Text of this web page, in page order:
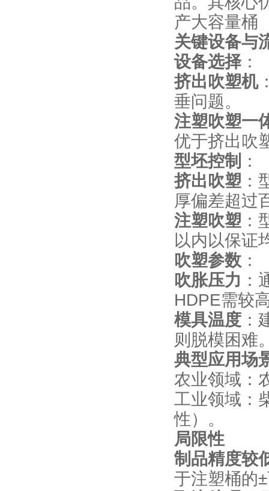
产大容量桶
关键设备与
设备选择：
挤出吹塑机
垂问题。
注塑吹塑一
优于挤出吹
型坯控制 ：
挤出吹塑
厚偏差超过
注塑吹塑 ：
以内以保证
吹塑参数 ：
吹胀压力 ：
HDPE需较
模具温度
则脱模困难
典型应用场
农业领域：
工业领域：
性）。
局限性
制品精度较
于注塑桶的